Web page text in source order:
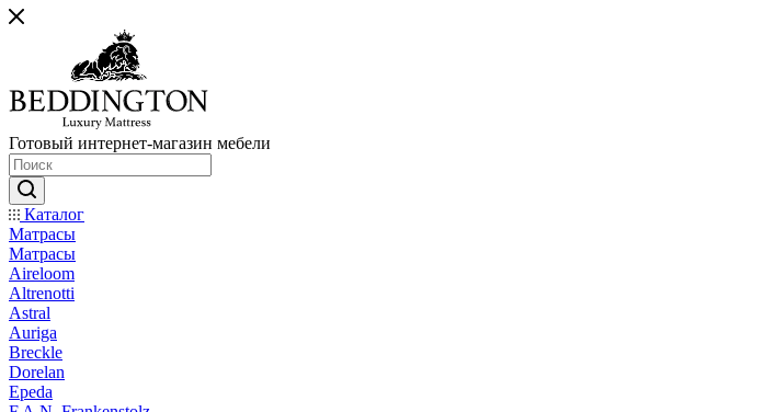
Готовый интернет-магазин мебели
Каталог
Матрасы
Матрасы
Aireloom
Altrenotti
Astral
Auriga
Breckle
Dorelan
Epeda